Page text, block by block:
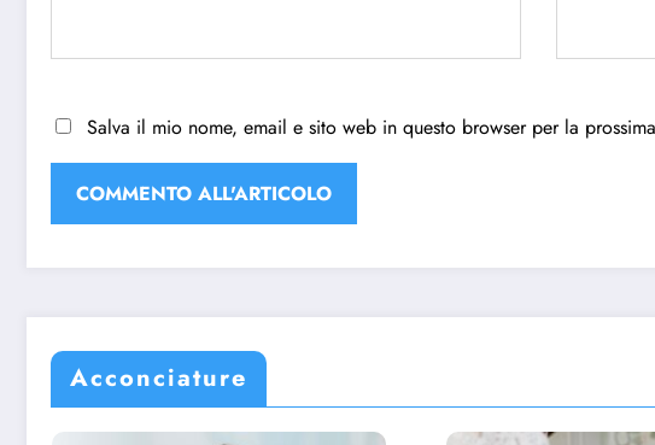
Salva il mio nome, email e sito web in questo browser per la
Acconciature